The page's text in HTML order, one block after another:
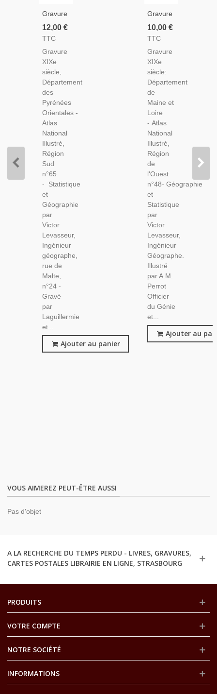
Gravure
Département
Des
Orientales
1844,
Levasseur,
- Atlas
National
Illustré
Levasseur,
Cartes
Géographiques,
12,00 €
TTC
Gravure
XIXe
siècle,
Département
des
Pyrénées
Orientales -
Atlas
National
Illustré,
Région
Sud
n°65
- Statistique
et
Géographie
par
Victor
Levasseur,
Ingénieur
géographe,
rue de
Malte,
n°24 -
Gravé
par
Laguillermie
et...
Ajouter au panier
Gravure
Département
De
Loire
1846
Levasseur
- Atlas
National
Illustré
Levasseur,
Cartes
Géographiques,
10,00 €
TTC
Gravure
XIXe
siècle:
Département
de
Maine et
Loire
- Atlas
National
Illustré,
Région
de
l'Ouest
n°48- Géographie
et
Statistique
par
Victor
Levasseur,
Ingénieur
Géographe.
Illustré
par A.M.
Perrot
Officier
du Génie
et...
Ajouter au
VOUS AIMEREZ PEUT-ÊTRE AUSSI
Pas d'objet
A LA RECHERCHE DU TEMPS PERDU - LIVRES, GRAVURES,
CARTES POSTALES LIBRAIRIE EN LIGNE, STRASBOURG
PRODUITS
VOTRE COMPTE
NOTRE SOCIÉTÉ
INFORMATIONS